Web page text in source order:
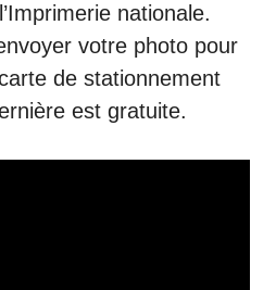
nationale.
votre photo pour
de stationnement
est gratuite.